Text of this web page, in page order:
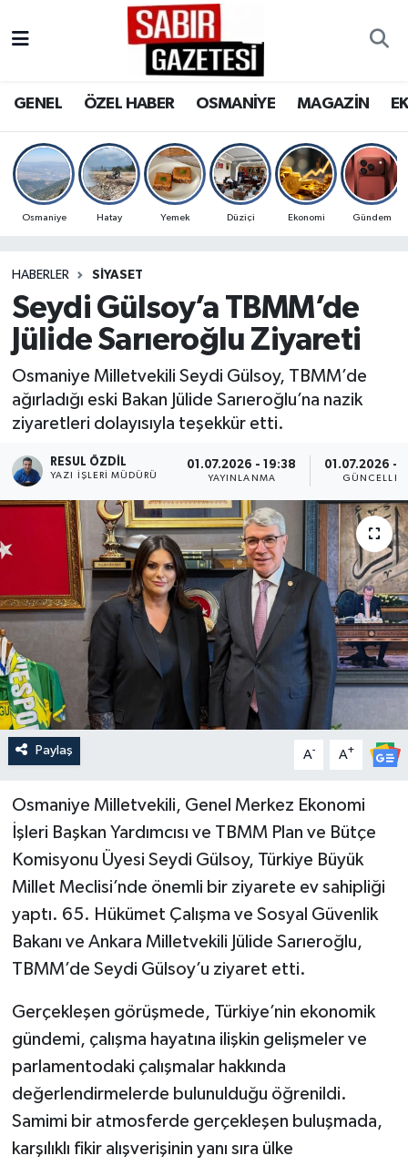
GENEL ÖZEL HABER OSMANİYE MAGAZİN
Osmaniye Hatay Yemek Düziçi Ekonomi Gündem
HABERLER SIYASET
Seydi Gülsoy’a TBMM’de
Jülide Sarıeroğlu Ziyareti
Osmaniye Milletvekili Seydi Gülsoy, TBMM’de
ağırladığı eski Bakan Jülide Sarıeroğlu’na nazik
ziyaretleri dolayısıyla teşekkür etti.
RESUL ÖZDIL
YAZI İŞLERI MÜDÜRÜ
01.07.2026 - 19:38
YAYINLANMA
01.07.2026 -
Paylaş A- A+
Osmaniye Milletvekili, Genel Merkez Ekonomi
İşleri Başkan Yardımcısı ve TBMM Plan ve Bütçe
Komisyonu Üyesi Seydi Gülsoy, Türkiye Büyük
Millet Meclisi’nde önemli bir ziyarete ev sahipliği
yaptı. 65. Hükümet Çalışma ve Sosyal Güvenlik
Bakanı ve Ankara Milletvekili Jülide Sarıeroğlu,
TBMM’de Seydi Gülsoy’u ziyaret etti.
Gerçekleşen görüşmede, Türkiye’nin ekonomik
gündemi, çalışma hayatına ilişkin gelişmeler ve
parlamentodaki çalışmalar hakkında
değerlendirmelerde bulunulduğu öğrenildi.
Samimi bir atmosferde gerçekleşen buluşmada,
karşılıklı fikir alışverişinin yanı sıra ülke
OSMANİYE
MAGAZİN
SPOR
RESMİ İLANLAR
Osmaniye Nöbetçi Eczaneler
Osmaniye Trafik Yoğunluk Haritası
Süper Lig Puan Durumu ve Fikstür
Son Dakika Haberleri
Haber Arşivi